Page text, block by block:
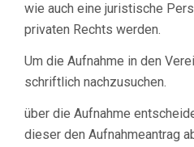
wie auch eine juristische
privaten Rechts werden.
Um die Aufnahme in den
schriftlich nachzusuchen.
über die Aufnahme
dieser den Aufnahmeantrag